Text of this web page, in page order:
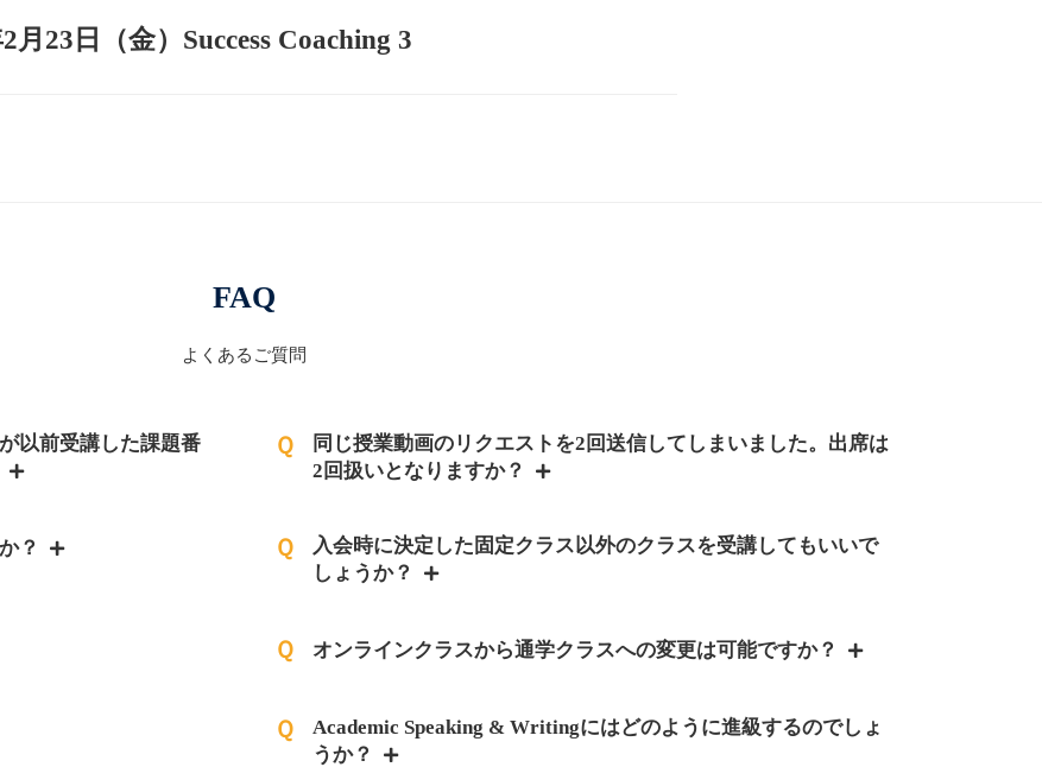
月23日（金）Success Coaching 3
FAQ
よくあるご質問
以前受講した課題番
Ｑ
同じ授業動画のリクエストを2回送信してしまいました。出席は
2回扱いとなりますか？
？ Ｑ
入会時に決定した固定クラス以外のクラスを受講してもいいで
しょうか？
Ｑ オンラインクラスから通学クラスへの変更は可能ですか？
Ｑ
Academic Speaking & Writingにはどのように進級するのでしょ
うか？